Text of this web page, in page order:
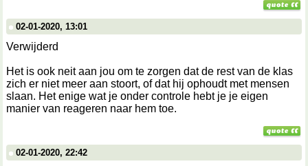
02-01-2020, 13:01
Verwijderd
Het is ook neit aan jou om te zorgen dat de rest van de klas
zich er niet meer aan stoort, of dat hij ophoudt met mensen
slaan. Het enige wat je onder controle hebt je je eigen
manier van reageren naar hem toe.
02-01-2020, 22:42